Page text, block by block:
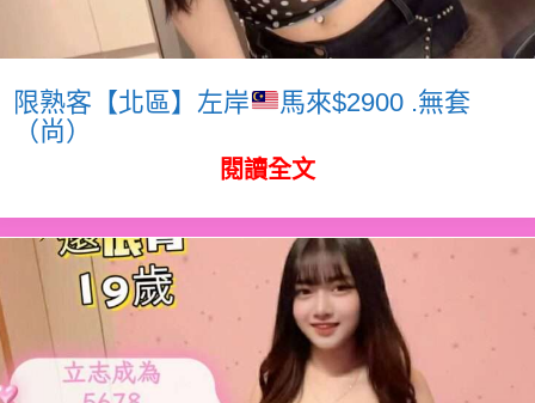
限熟客【北區】左岸
馬來$2900 .無套
（尚）
閱讀全文